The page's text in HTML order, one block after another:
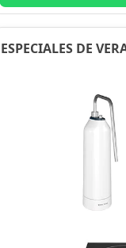
ESPECIALES DE